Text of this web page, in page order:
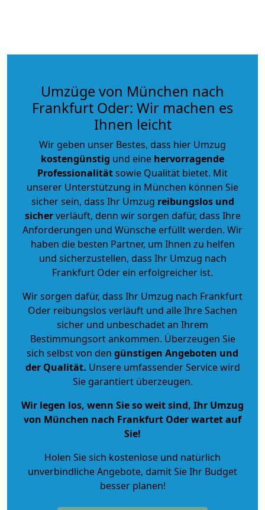
Umzüge von München nach
Frankfurt Oder: Wir machen es
Ihnen leicht
Wir geben unser Bestes, dass hier Umzug
kostengünstig und eine hervorragende
Professionalitätsowie Qualität bietet. Mit
unserer Unterstützung in München können Sie
sicher sein, dass Ihr Umzug reibungslos und
sicherverläuft, denn wir sorgen dafür, dass Ihre
Anforderungen und Wünsche erfüllt werden. Wir
haben die besten Partner, um Ihnen zu helfen
und sicherzustellen, dass Ihr Umzug nach
Frankfurt Oder ein erfolgreicher ist.
Wir sorgen dafür, dass Ihr Umzug nach Frankfurt
Oder reibungslos verläuft und alle Ihre Sachen
sicher und unbeschadet an Ihrem
Bestimmungsort ankommen. Überzeugen Sie
sich selbst von den günstigen Angeboten und
der Qualität. Unsere umfassender Service wird
Sie garantiert überzeugen.
Wir legen los, wenn Sie so weit sind, Ihr Umzug
von München nach Frankfurt Oder wartet auf
Sie!
Holen Sie sich kostenlose und natürlich
unverbindliche Angebote, damit Sie Ihr Budget
besser planen!